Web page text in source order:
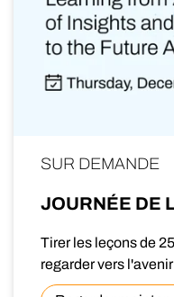
SUR DEMANDE
JOURNÉE DE
Tirer les leçons de
regarder vers l'avenir